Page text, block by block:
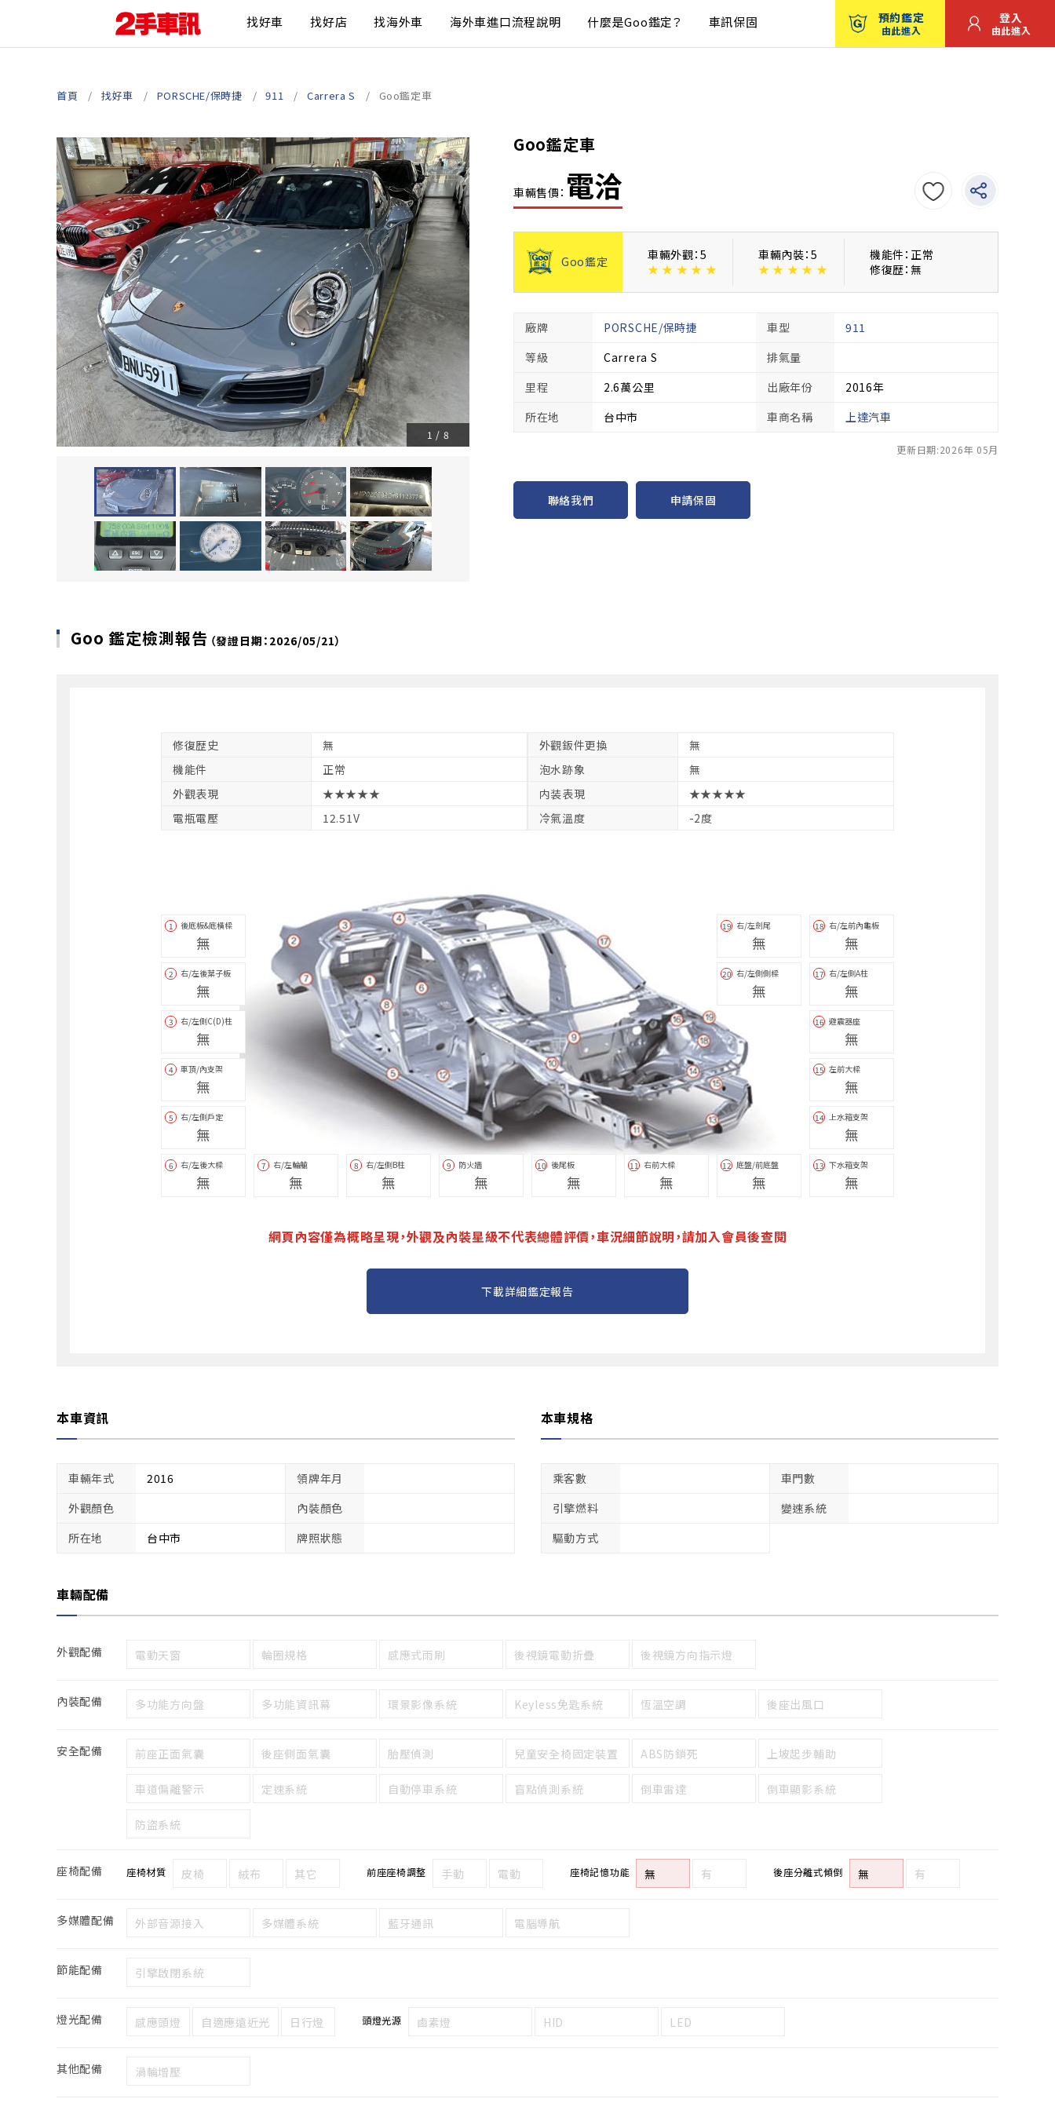
找好車 找好店 找海外車 海外車進口流程說明 什麼是Goo鑑定？ 車訊保固 預約鑑定
由此進入
登入
由此進入
首頁 找好車 PORSCHE/保時捷 911 Carrera S Goo鑑定車
Goo鑑定車
車輛售價： 電洽
1 / 8
Goo鑑定
車輛外觀：5
★ ★ ★ ★ ★
車輛內裝：5
★ ★ ★ ★ ★
機能件：正常
修復歴：無
廠牌 PORSCHE/保時捷 車型
911
等級
Carrera S
排氣量
里程
2.6萬公里 出廠年份
2016年
所在地
台中市 車商名稱 上達汽車
更新日期:2026年 05月
聯絡我們 申請保固
Goo 鑑定檢測報告 （發證日期：2026/05/21）
修復歴史 無 外觀鈑件更換
無
機能件
正常 泡水跡象
無
外觀表現
★★★★★ 内装表現
★★★★★
電瓶電壓
12.51V 冷氣溫度 -2度
1 後底板&底橫樑
無
2 右/左後葉子板
無
3 右/左側C(D)柱
無
4 車頂/內支架
無
5 右/左側戶定
無
6 右/左後大樑
無
7 右/左輪艙
無
8 右/左側B柱
無
9 防火牆
無
10 後尾板
無
11 右前大樑
無
12 底盤/前底盤
無
13 下水箱支架
無
14 上水箱支架
無
15 左前大樑
無
16 避震器座
無
17 右/左側A柱
無
18 右/左前內龜板
無
19 右/左劍尾
無
20 右/左側側樑
無
網頁內容僅為概略呈現，外觀及內裝星級不代表總體評價，車況細節說明，請加入會員後查閱
下載詳細鑑定報告
本車資訊
車輛年式 2016
領牌年月
外觀顏色
內裝顏色
所在地
台中市 牌照狀態
本車規格
乘客數
車門數
引擎燃料
變速系統
驅動方式
車輛配備
外觀配備 電動天窗 輪圈規格 感應式雨刷 後視鏡電動折疊 後視鏡方向指示燈
內裝配備 多功能方向盤 多功能資訊幕 環景影像系統 Keyless免匙系統 恆溫空調 後座出風口
安全配備 前座正面氣囊 後座側面氣囊 胎壓偵測 兒童安全椅固定裝置 ABS防鎖死 上坡起步輔助
車道偏離警示 定速系統 自動停車系統 盲點偵測系統 倒車雷達 倒車顯影系統
防盜系統
座椅配備 座椅材質 皮椅 絨布 其它 前座座椅調整 手動 電動 座椅記憶功能 無 有 後座分離式傾倒 無 有
多媒體配備 外部音源接入 多媒體系統 藍牙通訊 電腦導航
節能配備 引擎啟閉系統
燈光配備 感應頭燈 自適應遠近光 日行燈 頭燈光源 鹵素燈 HID LED
其他配備 渦輪增壓